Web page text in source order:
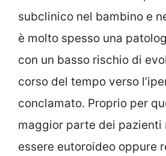
subclinico nel bambino e
è molto spesso una
con un basso rischio di
corso del tempo verso
conclamato. Proprio per
maggior parte dei pazienti
essere eutoroideo oppure